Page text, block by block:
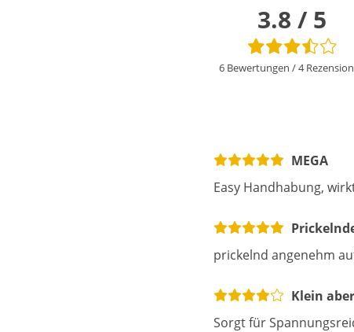
3.8 / 5
6 Bewertungen /4
MEGA
Easy Handhabung,
prickelnd angenehm
Klein
Sorgt für